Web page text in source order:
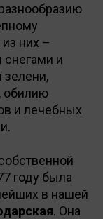
них –
и
зелени,
обилию
и лечебных
году была
в нашей
. Она